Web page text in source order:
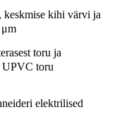
keskmise kihi värvi ja
μm
toru ja
UPVC toru
elektrilised